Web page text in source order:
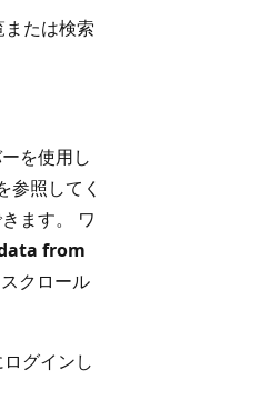
たは検索
を使用し
参照してく
ます。 ワ
from
クロール
グインし